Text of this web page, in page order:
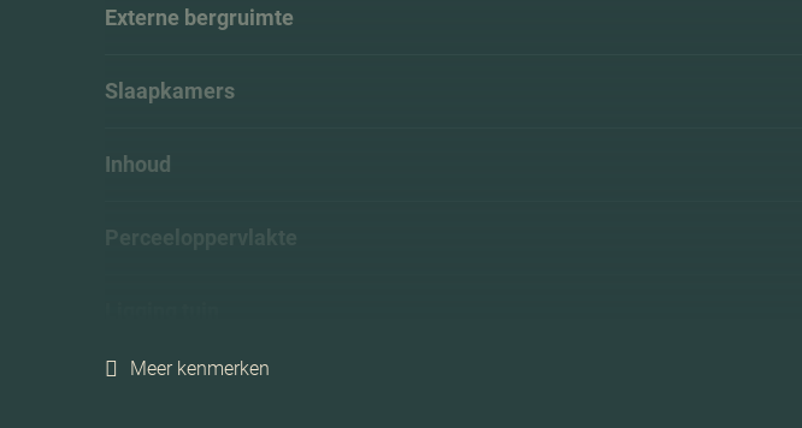
Externe bergruimte
Slaapkamers
Inhoud
Perceeloppervlakte
Energielabel
Meer kenmerken